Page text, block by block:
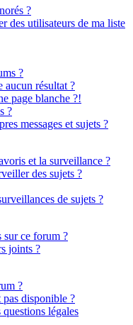
?
des utilisateurs de ma liste
?
aucun résultat ?
page blanche ?!
?
messages et sujets ?
et la surveillance ?
des sujets ?
de sujets ?
sur ce forum ?
joints ?
?
disponible ?
légales